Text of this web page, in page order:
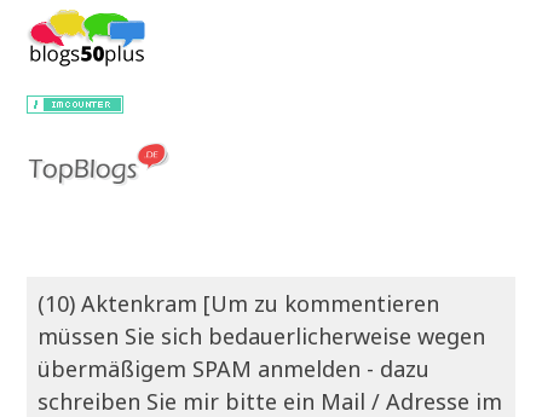
(10) Aktenkram [Um zu kommentieren
müssen Sie sich bedauerlicherweise wegen
übermäßigem SPAM anmelden - dazu
schreiben Sie mir bitte ein Mail / Adresse im